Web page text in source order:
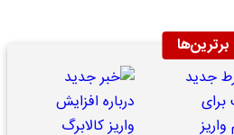
برترین‌ها